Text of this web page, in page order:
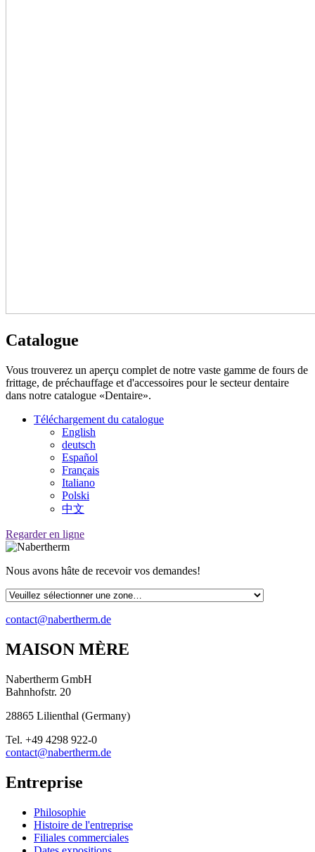
Catalogue
Vous trouverez un aperçu complet de notre vaste gamme de fours de
frittage, de préchauffage et d'accessoires pour le secteur dentaire
dans notre catalogue «Dentaire».
Téléchargement du catalogue
English
deutsch
Español
Français
Italiano
Polski
中文
Regarder en ligne
Nous avons hâte de recevoir vos demandes!
contact@nabertherm.de
MAISON MÈRE
Nabertherm GmbH
Bahnhofstr. 20
28865 Lilienthal (Germany)
Tel. +49 4298 922-0
contact@nabertherm.de
Entreprise
Philosophie
Histoire de l'entreprise
Filiales commerciales